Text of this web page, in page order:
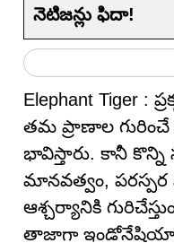
నెటిజన్లు ఫిదా!
Elephant Tiger :
తమ ప్రాణాల
భావిస్తారు. కానీ కొన్ని
మానవత్వం, పరస్పర
ఆశ్చర్యానికి
తాజాగా